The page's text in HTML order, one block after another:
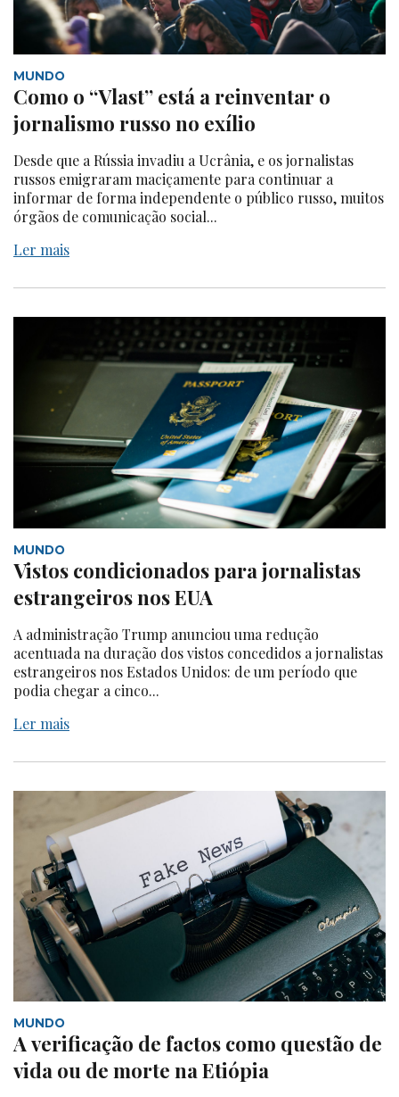
MUNDO
Como o “Vlast” está a reinventar o
jornalismo russo no exílio
Desde que a Rússia invadiu a Ucrânia, e os jornalistas
russos emigraram maciçamente para continuar a
informar de forma independente o público russo, muitos
órgãos de comunicação social...
Ler mais
MUNDO
Vistos condicionados para jornalistas
estrangeiros nos EUA
A administração Trump anunciou uma redução
acentuada na duração dos vistos concedidos a jornalistas
estrangeiros nos Estados Unidos: de um período que
podia chegar a cinco...
Ler mais
MUNDO
A verificação de factos como questão de
vida ou de morte na Etiópia